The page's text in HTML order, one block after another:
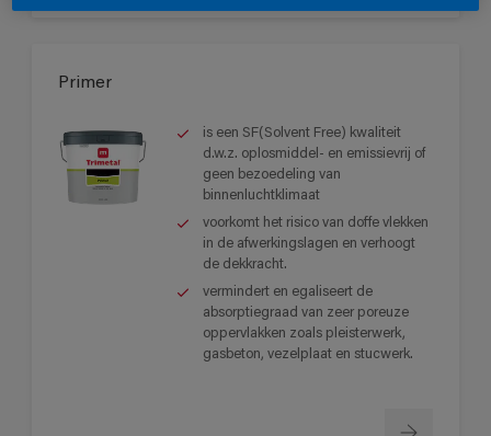
Primer
is een SF(Solvent Free) kwaliteit
d.w.z. oplosmiddel- en emissievrij of
geen bezoedeling van
binnenluchtklimaat
voorkomt het risico van doffe vlekken
in de afwerkingslagen en verhoogt
de dekkracht.
vermindert en egaliseert de
absorptiegraad van zeer poreuze
oppervlakken zoals pleisterwerk,
gasbeton, vezelplaat en stucwerk.